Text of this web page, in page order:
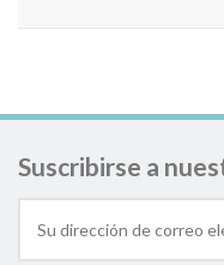
Suscribirse a